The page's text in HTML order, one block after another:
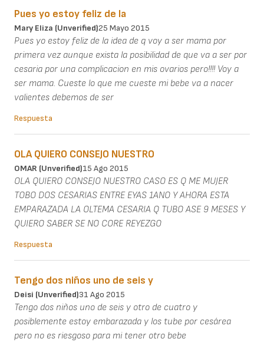
Pues yo estoy feliz de la
Mary Eliza (unverified)25 Mayo 2015
Pues yo estoy feliz de la idea de q voy a ser mama por
primera vez aunque exista la posibilidad de que va a ser por
cesaria por una complicacion en mis ovarios pero!!!! Voy a
ser mama. Cueste lo que me cueste mi bebe va a nacer
valientes debemos de ser
Respuesta
OLA QUIERO CONSEJO NUESTRO
OMAR (unverified)15 Ago 2015
OLA QUIERO CONSEJO NUESTRO CASO ES Q ME MUJER
TOBO DOS CESARIAS ENTRE EYAS 1ANO Y AHORA ESTA
EMPARAZADA LA OLTEMA CESARIA Q TUBO ASE 9 MESES Y
QUIERO SABER SE NO CORE REYEZGO
Respuesta
Tengo dos niños uno de seis y
Deisi (unverified)31 Ago 2015
Tengo dos niños uno de seis y otro de cuatro y
posiblemente estoy embarazada y los tube por cesárea
pero no es riesgoso para mi tener otro bebe